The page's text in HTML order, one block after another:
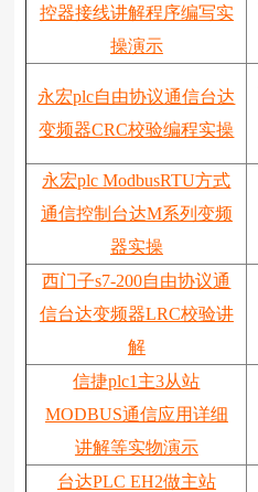
控器接线讲解程序编写实
操演示
永宏plc自由协议通信台达
变频器CRC校验编程实操
永宏plc ModbusRTU方式
通信控制台达M系列变频
器实操
西门子s7-200自由协议通
信台达变频器LRC校验讲
解
信捷plc1主3从站
MODBUS通信应用详细
讲解等实物演示
台达PLC EH2做主站